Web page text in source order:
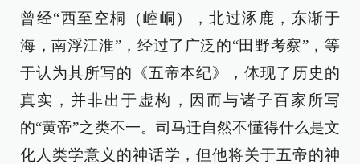
曾经“西至空桐（崆峒），北过涿鹿，东渐于
海，南浮江淮”，经过了广泛的“田野考察”，等
于认为其所写的《五帝本纪》，体现了历史的
真实，并非出于虚构，因而与诸子百家所写
的“黄帝”之类不一。司马迁自然不懂得什么是文
化人类学意义的神话学，但他将关于五帝的神